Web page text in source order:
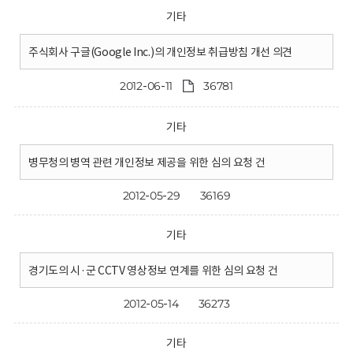
기타
주식회사 구글(Google Inc.)의 개인정보 취급방침 개선 의견
2012-06-11 36781
기타
병무청의 병역 관련 개인정보 제공을 위한 심의 요청 건
2012-05-29 36169
기타
경기도의 시·군 CCTV 영상정보 연계를 위한 심의 요청 건
2012-05-14 36273
기타